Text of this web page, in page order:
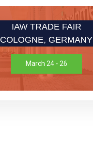
IAW TRADE FAIR
COLOGNE, GERMANY
March 24 - 26